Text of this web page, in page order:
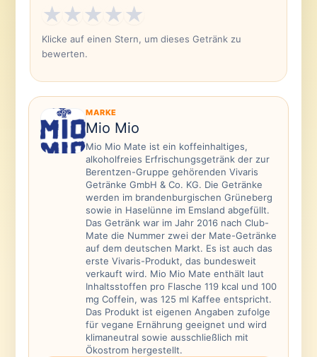
★★★★★
Klicke auf einen Stern, um dieses Getränk zu
bewerten.
MARKE
Mio Mio
Mio Mio Mate ist ein koffeinhaltiges,
alkoholfreies Erfrischungsgetränk der zur
Berentzen-Gruppe gehörenden Vivaris
Getränke GmbH & Co. KG. Die Getränke
werden im brandenburgischen Grüneberg
sowie in Haselünne im Emsland abgefüllt.
Das Getränk war im Jahr 2016 nach Club-
Mate die Nummer zwei der Mate-Getränke
auf dem deutschen Markt. Es ist auch das
erste Vivaris-Produkt, das bundesweit
verkauft wird. Mio Mio Mate enthält laut
Inhaltsstoffen pro Flasche 119 kcal und 100
mg Coffein, was 125 ml Kaffee entspricht.
Das Produkt ist eigenen Angaben zufolge
für vegane Ernährung geeignet und wird
klimaneutral sowie ausschließlich mit
Ökostrom hergestellt.